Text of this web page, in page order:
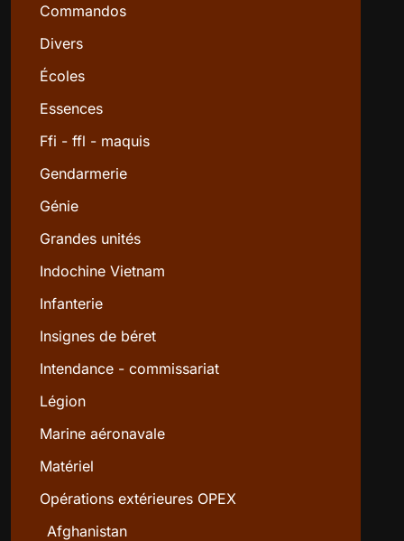
Commandos
Divers
Écoles
Essences
Ffi - ffl - maquis
Gendarmerie
Génie
Grandes unités
Indochine Vietnam
Infanterie
Insignes de béret
Intendance - commissariat
Légion
Marine aéronavale
Matériel
Opérations extérieures OPEX
Afghanistan